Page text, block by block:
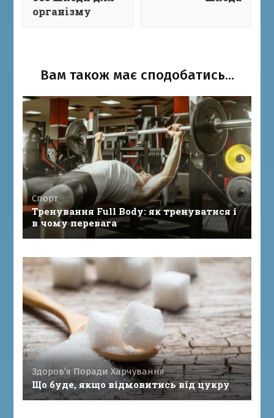
організму
Вам також має сподобатись...
Спорт
Тренування Full Body: як тренуватися і
в чому перевага
Здоров’я Поради Харчування
Що буде, якщо відмовитись від цукру